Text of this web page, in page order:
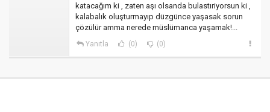
katacağım ki , zaten aşı olsanda bulastıriyorsun ki ,
kalabalık oluşturmayıp düzgünce yaşasak sorun
çözülür amma nerede müslümanca yaşamak!...
Yanıtla (0) (0)